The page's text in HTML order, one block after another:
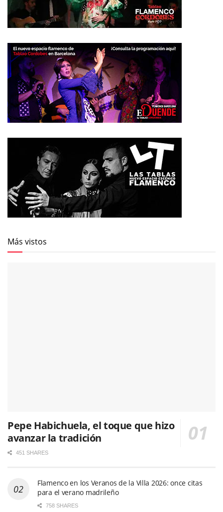
Más vistos
Pepe Habichuela, el toque que hizo
avanzar la tradición
451 SHARES
Flamenco en los Veranos de la Villa 2026: once citas
para el verano madrileño
758 SHARES